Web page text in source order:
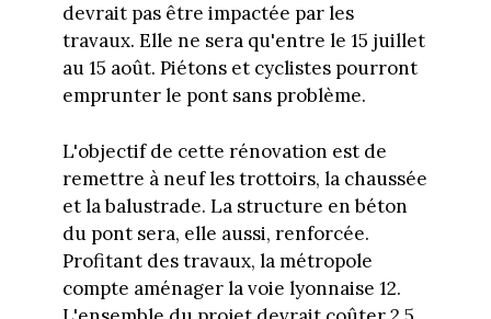
devrait pas être impactée par les
travaux. Elle ne sera qu'entre le 15 juillet
au 15 août. Piétons et cyclistes pourront
emprunter le pont sans problème.
L'objectif de cette rénovation est de
remettre à neuf les trottoirs, la chaussée
et la balustrade. La structure en béton
du pont sera, elle aussi, renforcée.
Profitant des travaux, la métropole
compte aménager la voie lyonnaise 12.